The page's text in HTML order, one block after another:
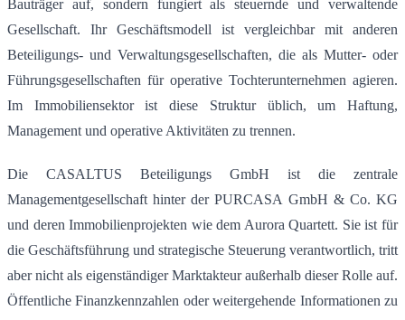
Bauträger auf, sondern fungiert als steuernde und verwaltende
Gesellschaft. Ihr Geschäftsmodell ist vergleichbar mit anderen
Beteiligungs- und Verwaltungsgesellschaften, die als Mutter- oder
Führungsgesellschaften für operative Tochterunternehmen agieren.
Im Immobiliensektor ist diese Struktur üblich, um Haftung,
Management und operative Aktivitäten zu trennen.
Die CASALTUS Beteiligungs GmbH ist die zentrale
Managementgesellschaft hinter der PURCASA GmbH & Co. KG
und deren Immobilienprojekten wie dem Aurora Quartett. Sie ist für
die Geschäftsführung und strategische Steuerung verantwortlich, tritt
aber nicht als eigenständiger Marktakteur außerhalb dieser Rolle auf.
Öffentliche Finanzkennzahlen oder weitergehende Informationen zu